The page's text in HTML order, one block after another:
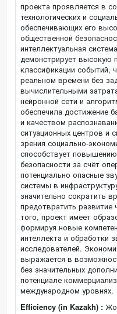
проекта проявляется в
технологических и
обеспечивающих его
общественной
интеллектуальная
демонстрирует высокую
классификации событий,
реальном времени без
вычислительными
нейронной сети и
обеспечила достижение
и качеством
ситуационных центров и
зрения социально-
способствует
безопасности за счёт
потенциально опасные
системы в
значительно сократить
предотвратить
того, проект имеет
формируя новые
интеллекта и обработки
исследователей.
выражается в
без значительных
потенциале
международном уровнях.
Efficiency (in Kazakh) :